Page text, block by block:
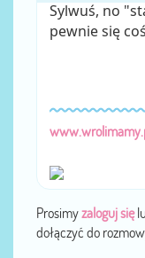
Sylwuś, no
pewnie się
Prosimyzaloguj się
dołączyć do